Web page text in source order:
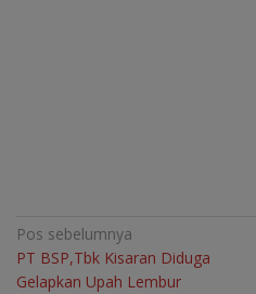
Navigasi
pos
Pos sebelumnya
PT BSP,Tbk Kisaran Diduga
Gelapkan Upah Lembur